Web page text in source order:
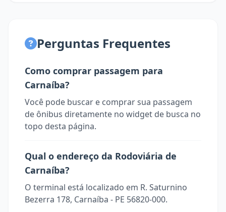
Perguntas Frequentes
Como comprar passagem para
Carnaíba?
Você pode buscar e comprar sua passagem
de ônibus diretamente no widget de busca no
topo desta página.
Qual o endereço da Rodoviária de
Carnaíba?
O terminal está localizado em R. Saturnino
Bezerra 178, Carnaíba - PE 56820-000.